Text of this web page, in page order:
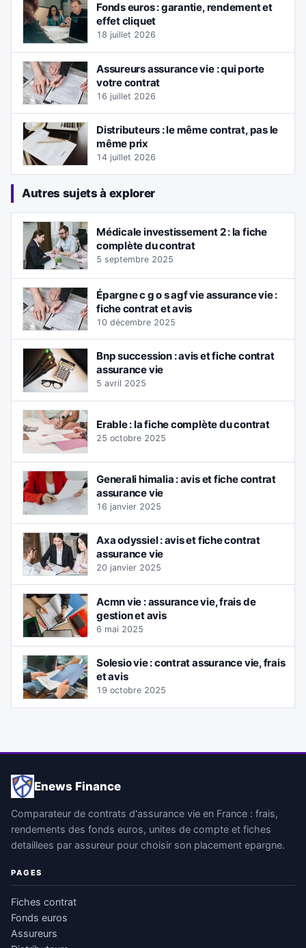
Fonds euros : garantie, rendement et
effet cliquet
18 juillet 2026
Assureurs assurance vie : qui porte
votre contrat
16 juillet 2026
Distributeurs : le même contrat, pas le
même prix
14 juillet 2026
Autres sujets à explorer
Médicale investissement 2 : la fiche
complète du contrat
5 septembre 2025
Épargne c g o s agf vie assurance vie :
fiche contrat et avis
10 décembre 2025
Bnp succession : avis et fiche contrat
assurance vie
5 avril 2025
Erable : la fiche complète du contrat
25 octobre 2025
Generali himalia : avis et fiche contrat
assurance vie
16 janvier 2025
Axa odyssiel : avis et fiche contrat
assurance vie
20 janvier 2025
Acmn vie : assurance vie, frais de
gestion et avis
6 mai 2025
Solesio vie : contrat assurance vie, frais
et avis
19 octobre 2025
Enews Finance
Comparateur de contrats d'assurance vie en France : frais,
rendements des fonds euros, unites de compte et fiches
detaillees par assureur pour choisir son placement epargne.
PAGES
Fiches contrat
Fonds euros
Assureurs